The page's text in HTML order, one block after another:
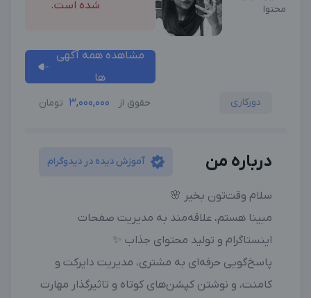
محتوا
شده است.
مشاهده همه آگهی
ها
دورکاری حقوق از 3,000,000 تومان
درباره من آموزش دیده در دیدوگرام
سلام وقت‌تون بخیر 🌸
مبینا هستم، علاقه‌مند به مدیریت صفحات
اینستاگرام و تولید محتوای جذاب ✨
پاسخ‌گویی حرفه‌ای به مشتری، مدیریت دایرکت و
کامنت، و نوشتن کپشن‌های کوتاه و تاثیرگذار مهارت